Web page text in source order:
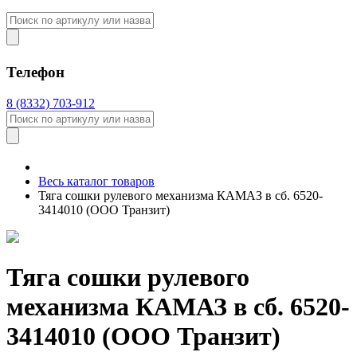
Телефон
8 (8332) 703-912
Весь каталог товаров
Тяга сошки рулевого механизма КАМАЗ в сб. 6520-
3414010 (ООО Транзит)
Тяга сошки рулевого
механизма КАМАЗ в сб. 6520-
3414010 (ООО Транзит)